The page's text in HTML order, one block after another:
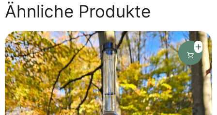
Ähnliche Produkte
Dieses
Produkt
weist
mehrere
Varianten
auf.
Die